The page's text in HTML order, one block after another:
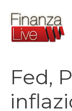
contenuto
Fed,